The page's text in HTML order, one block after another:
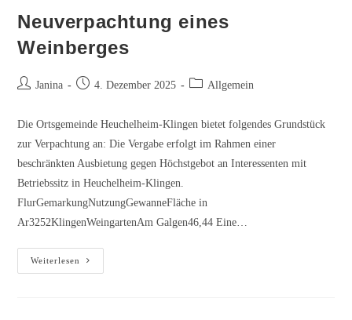
Neuverpachtung eines
Weinberges
Beitrags-
Janina
Beitrag4. Dezember 2025
Beitrags-
Allgemein
Die Ortsgemeinde Heuchelheim-Klingen bietet folgendes Grundstück
zur Verpachtung an: Die Vergabe erfolgt im Rahmen einer
beschränkten Ausbietung gegen Höchstgebot an Interessenten mit
Betriebssitz in Heuchelheim-Klingen.
FlurGemarkungNutzungGewanneFläche in
Ar3252KlingenWeingartenAm Galgen46,44 Eine…
Weiterlesen
eines